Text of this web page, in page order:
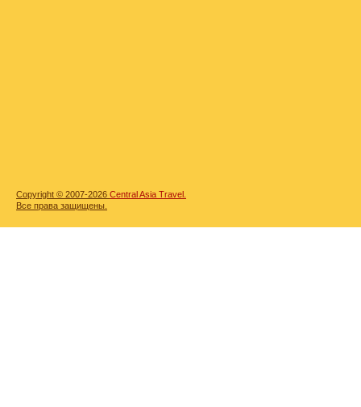
Copyright © 2007-2026 Central Asia Travel.
Все права защищены.